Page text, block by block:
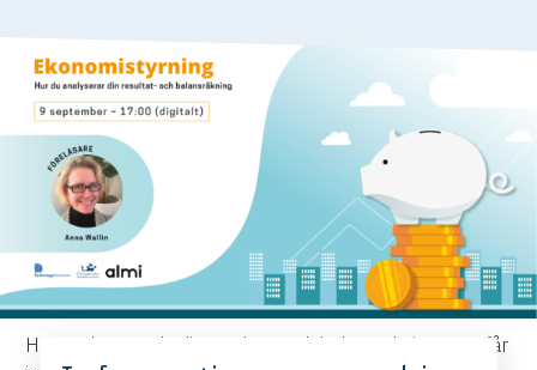
Hur analyserar du din resultat- och balansräkning? Hur får